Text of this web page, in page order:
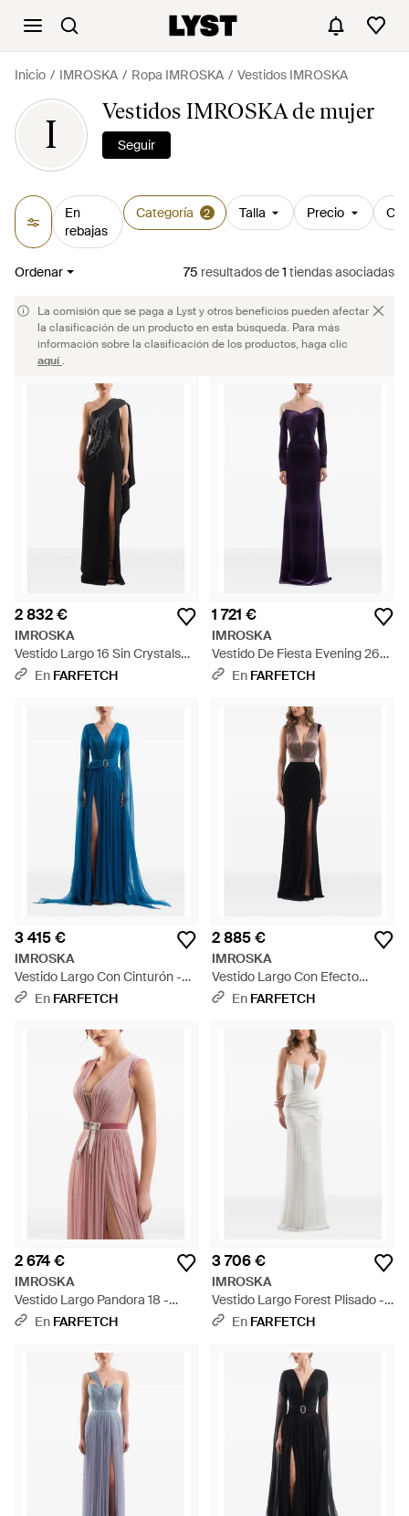
Inicio IMROSKA Ropa IMROSKA Vestidos IMROSKA
I
Vestidos IMROSKA de mujer
Seguir
En
rebajas
Categoría 2 Talla Precio
Ordenar 75 resultadosde1 tiendas asociadas
La comisión que se paga a Lyst y otros beneficios pueden afectar
la clasificación de un producto en esta búsqueda. Para más
información sobre la clasificación de los productos, haga clic
aquí.
2 832 €
IMROSKA
Vestido Largo 16 Sin Crystals
De Una Sola Manga Con
En FARFETCH
1 721 €
IMROSKA
Vestido De Fiesta Evening 26
De Terciopelo Con Lentejuelas
En FARFETCH
3 415 €
IMROSKA
Vestido Largo Con Cinturón -
AzulEn FARFETCH
2 885 €
IMROSKA
Vestido Largo Con Efecto
Plisado - Negro
En FARFETCH
2 674 €
IMROSKA
Vestido Largo Pandora 18 -
RosaEn FARFETCH
3 706 €
IMROSKA
Vestido Largo Forest Plisado -
Blanco
En FARFETCH